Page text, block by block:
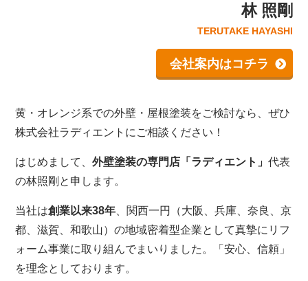
林 照剛
TERUTAKE HAYASHI
会社案内はコチラ
黄・オレンジ系での外壁・屋根塗装をご検討なら、ぜひ
株式会社ラディエントにご相談ください！
はじめまして、外壁塗装の専門店「ラディエント」代表
の林照剛と申します。
当社は創業以来38年 、関西一円（大阪、兵庫、奈良、京
都、滋賀、和歌山）の地域密着型企業として真摯にリフ
ォーム事業に取り組んでまいりました。「安心、信頼」
を理念としております。